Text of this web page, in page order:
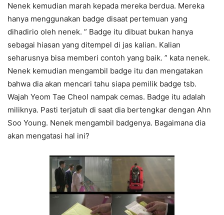
Nenek kemudian marah kepada mereka berdua. Mereka
hanya menggunakan badge disaat pertemuan yang
dihadirio oleh nenek. ” Badge itu dibuat bukan hanya
sebagai hiasan yang ditempel di jas kalian. Kalian
seharusnya bisa memberi contoh yang baik. ” kata nenek.
Nenek kemudian mengambil badge itu dan mengatakan
bahwa dia akan mencari tahu siapa pemilik badge tsb.
Wajah Yeom Tae Cheol nampak cemas. Badge itu adalah
miliknya. Pasti terjatuh di saat dia bertengkar dengan Ahn
Soo Young. Nenek mengambil badgenya. Bagaimana dia
akan mengatasi hal ini?